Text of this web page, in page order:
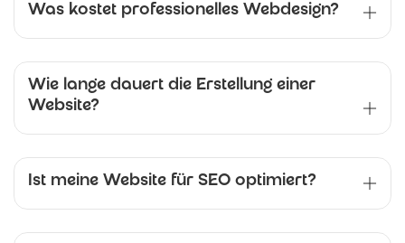
Was kostet professionelles Webdesign?
Wie lange dauert die Erstellung einer
Website?
Ist meine Website für SEO optimiert?